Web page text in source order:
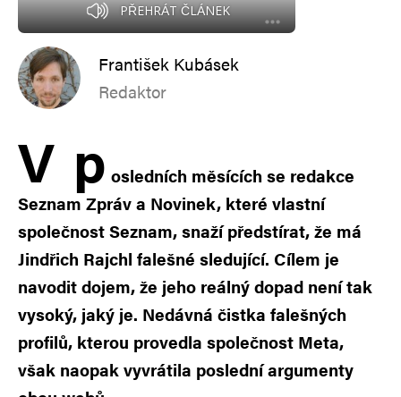
PŘEHRÁT ČLÁNEK
František Kubásek
Redaktor
V p osledních měsících se redakce
Seznam Zpráv a Novinek, které vlastní
společnost Seznam, snaží předstírat, že má
Jindřich Rajchl falešné sledující. Cílem je
navodit dojem, že jeho reálný dopad není tak
vysoký, jaký je. Nedávná čistka falešných
profilů, kterou provedla společnost Meta,
však naopak vyvrátila poslední argumenty